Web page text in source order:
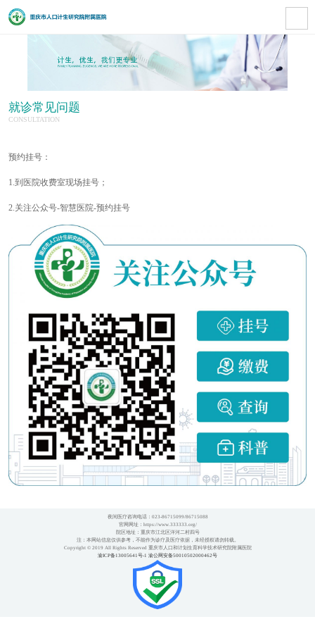
就诊常见问题
CONSULTATION
预约挂号：
1.到医院收费室现场挂号；
2.关注公众号-智慧医院-预约挂号
夜间医疗咨询电话：023-86715099/86715088
官网网址：https://www.333333.org/
院区地址：重庆市江北区洋河二村四号
注：本网站信息仅供参考，不能作为诊疗及医疗依据，未经授权请勿转载。
Copyright © 2019 All Rights Reserved 重庆市人口和计划生育科学技术研究院附属医院
渝ICP备13005641号-1 渝公网安备50010502000462号